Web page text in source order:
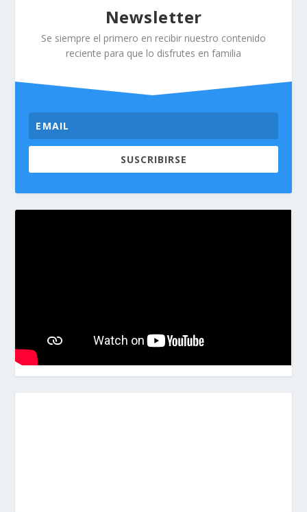
Newsletter
Se siempre el primero en recibir nuestro contenido
reciente para que lo disfrutes en familia
SUSCRIBIRSE